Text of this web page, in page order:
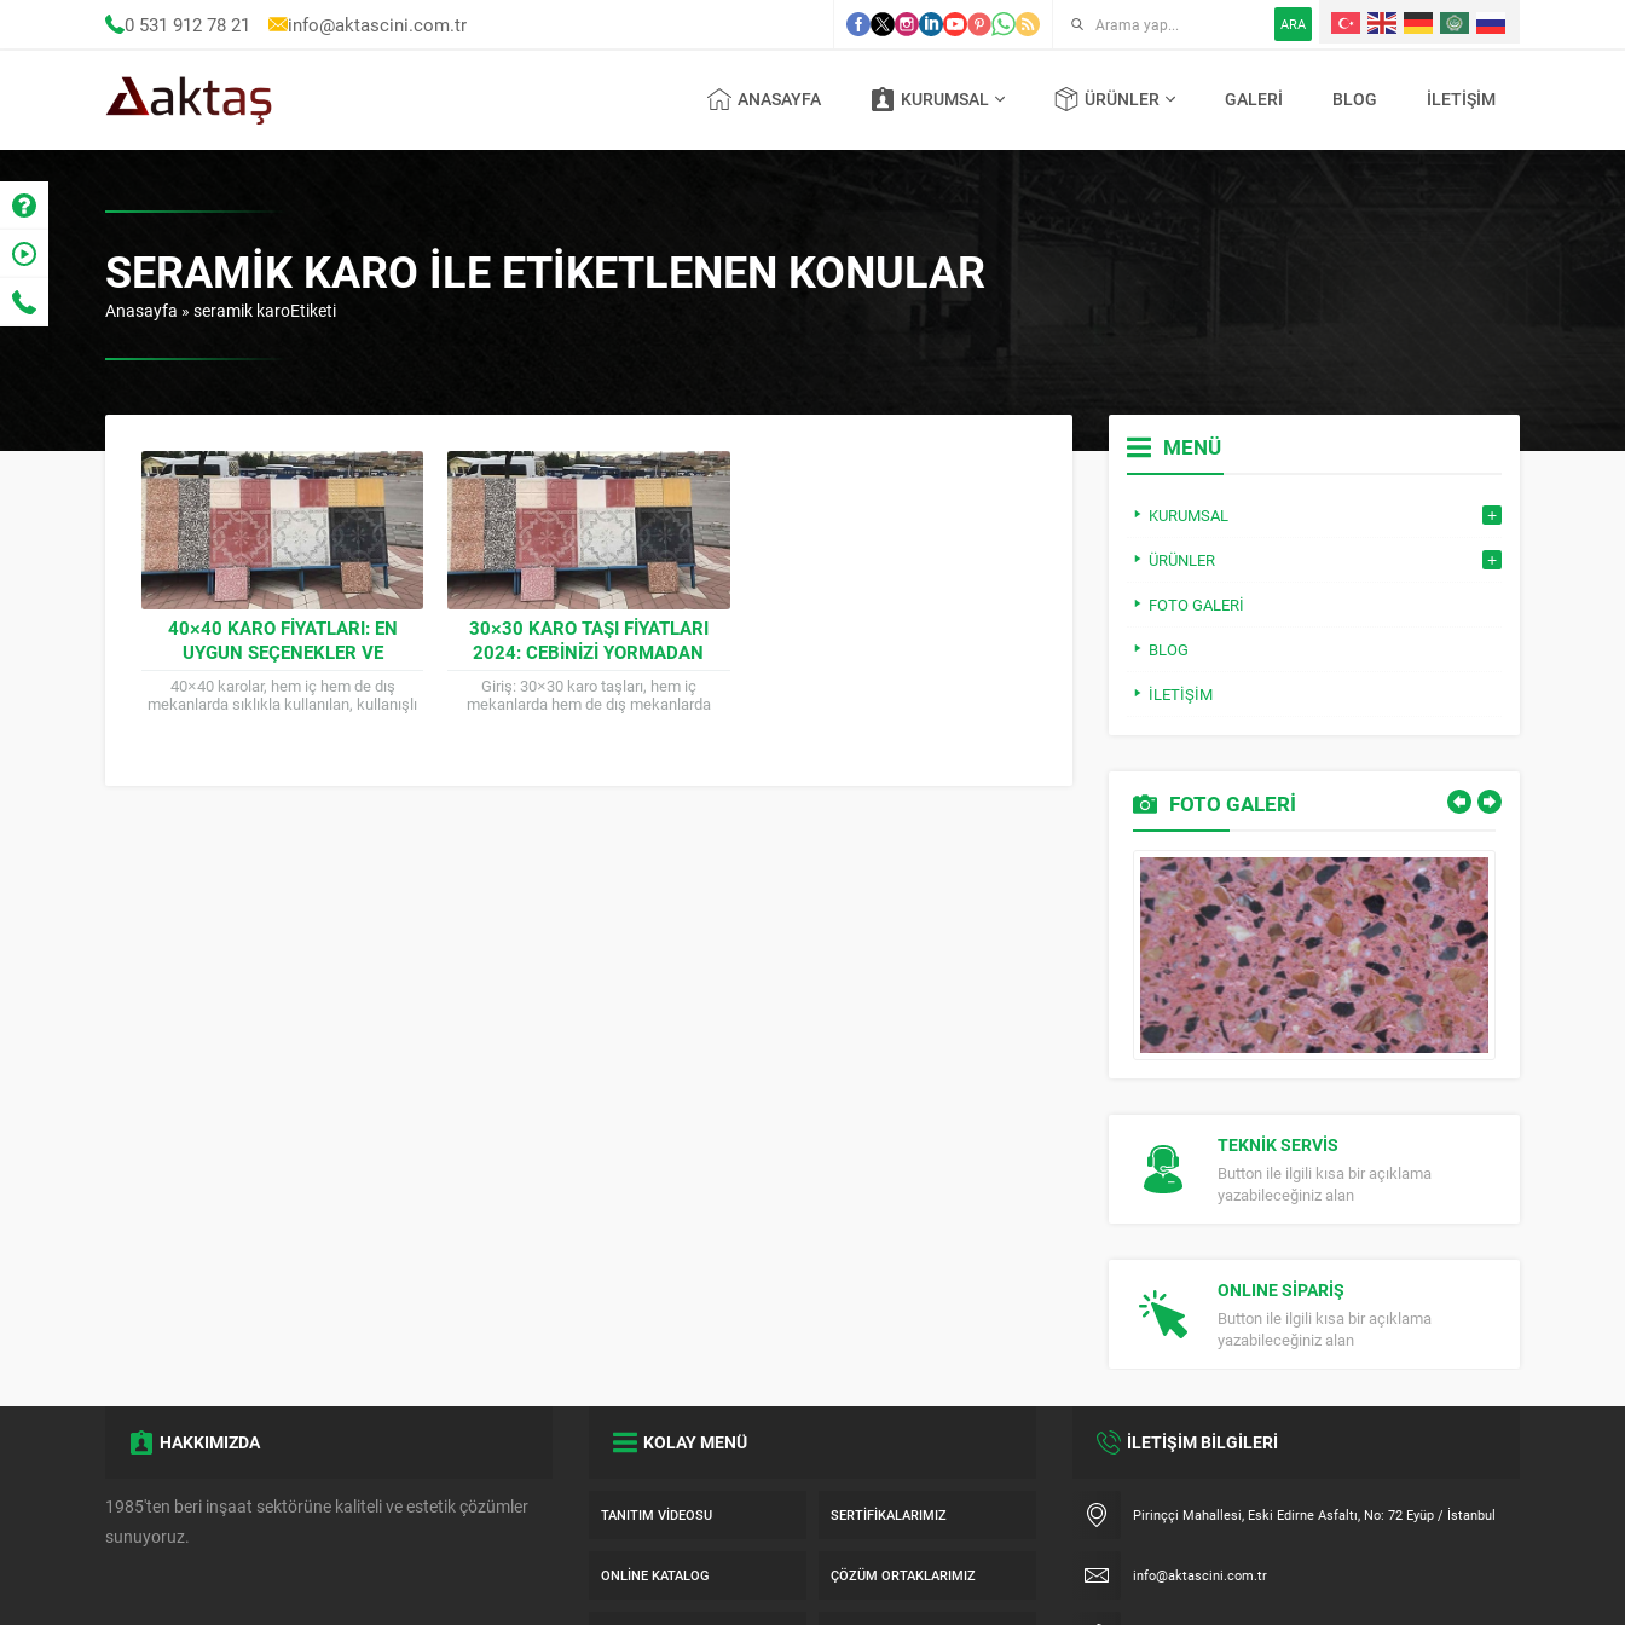
0 531 912 78 21 info@aktascini.com.tr ARA
ANASAYFA KURUMSAL ÜRÜNLER GALERI BLOG İLETIŞIM
SERAMIK KARO ILE ETIKETLENEN KONULAR
Anasayfa » seramik karoEtiketi
40×40 KARO FIYATLARI: EN
UYGUN SEÇENEKLER VE
MODELLER
40×40 karolar, hem iç hem de dış
mekanlarda sıklıkla kullanılan, kullanışlı
30×30 KARO TAŞI FIYATLARI
2024: CEBINIZI YORMADAN
ŞIKLIK KATIN!
Giriş: 30×30 karo taşları, hem iç
mekanlarda hem de dış mekanlarda
MENÜ
KURUMSAL
ÜRÜNLER
FOTO GALERI
BLOG
İLETIŞIM
FOTO GALERİ
TEKNİK SERVİS
Button ile ilgili kısa bir açıklama
yazabileceğiniz alan
ONLINE SİPARİŞ
Button ile ilgili kısa bir açıklama
yazabileceğiniz alan
HAKKIMIZDA
1985'ten beri inşaat sektörüne kaliteli ve estetik çözümler
sunuyoruz.
KOLAY MENÜ
TANITIM VIDEOSU SERTIFIKALARIMIZ
ONLINE KATALOG ÇÖZÜM ORTAKLARIMIZ
İLETİŞİM BİLGİLERİ
Pirinççi Mahallesi, Eski Edirne Asfaltı, No: 72 Eyüp / İstanbul
info@aktascini.com.tr
Müşteri Temsilcisi